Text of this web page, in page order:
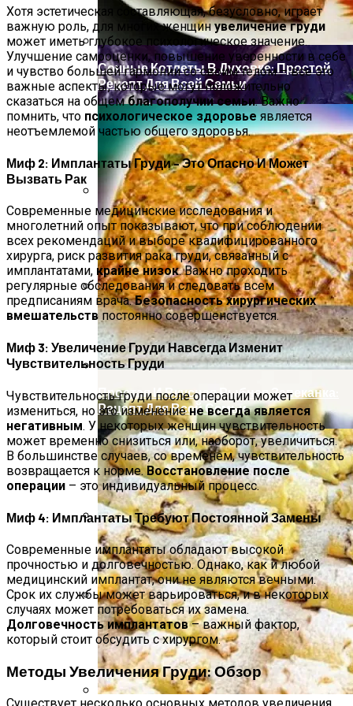
Деревянные Барные Стулья И
Табуреты Для Вашего Интерьера
Качественные Деревянные Заборы И
Ограждения Для Вашего Участка
Семью От Меланомы
Народные Средства От Бессонницы
Полезно Ли Спать Днем?
Сочные Котлеты В Духовке: Простой
Рецепт Для Всей Семьи
Простая И Вкусная Рыбная Запеканка:
Рецепт Для Всей Семьи
Хотя эстетическая составляющая, безусловно, играет
важную роль, для многих женщинувеличение груди
может иметь глубокое психологическое значение.
Улучшение самооценки, повышение уверенности в себе
и чувство большей гармонии со своим телом – все это
важные аспекты, которые могут положительно
сказаться на общемблагополучии семьи. Важно
помнить, что психологическое здоровьеявляется
неотъемлемой частью общего здоровья.
Миф 2: Имплантаты Груди – Это Опасно И Может
Вызвать Рак
Современные медицинские исследования и
многолетний опыт показывают, что при соблюдении
всех рекомендаций и выборе квалифицированного
хирурга, риск развития рака груди, связанный с
имплантатами, крайне низок. Важно проходить
регулярные обследования и следовать всем
предписаниям врача.Безопасность хирургических
вмешательствпостоянно совершенствуется.
Миф 3: Увеличение Груди Навсегда Изменит
Чувствительность Груди
Чувствительность груди после операции может
измениться, но это изменениене всегда является
негативным. У некоторых женщин чувствительность
может временно снизиться или, наоборот, увеличиться.
В большинстве случаев, со временем, чувствительность
возвращается к норме.Восстановление после
операции – это индивидуальный процесс.
Миф 4: Имплантаты Требуют Постоянной Замены
Современные имплантаты обладают высокой
прочностью и долговечностью. Однако, как и любой
медицинский имплантат, они не являются вечными.
Срок их службы может варьироваться, и в некоторых
случаях может потребоваться их замена.
Долговечность имплантатов– важный фактор,
который стоит обсудить с хирургом.
Методы Увеличения Груди: Обзор
Существует несколько основных методов увеличения